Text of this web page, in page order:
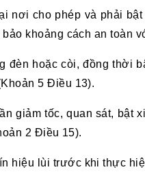
nơi cho phép và phải
khoảng cách an toàn
hoặc còi, đồng thời
5 Điều 13).
giảm tốc, quan sát, bật
2 Điều 15).
hiệu lùi trước khi thực